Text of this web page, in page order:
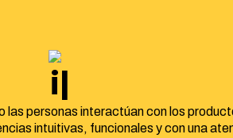
las personas interactúan con los
intuitivas, funcionales y con una